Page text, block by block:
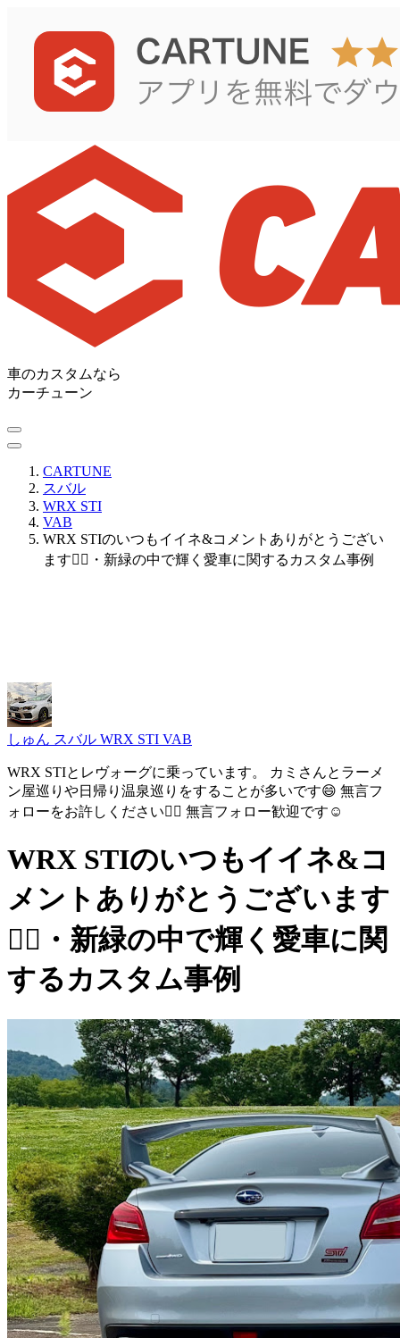
車のカスタムなら
カーチューン
CARTUNE
スバル
WRX STI
VAB
WRX STIのいつもイイネ&コメントありがとうござい
ます🙇‍♂️・新緑の中で輝く愛車に関するカスタム事例
しゅん スバル WRX STI VAB
WRX STIとレヴォーグに乗っています。 カミさんとラーメ
ン屋巡りや日帰り温泉巡りをすることが多いです😄 無言フ
ォローをお許しください🙇‍♂️ 無言フォロー歓迎です☺️
WRX STIのいつもイイネ&コ
メントありがとうございます
🙇‍♂️・新緑の中で輝く愛車に関
するカスタム事例